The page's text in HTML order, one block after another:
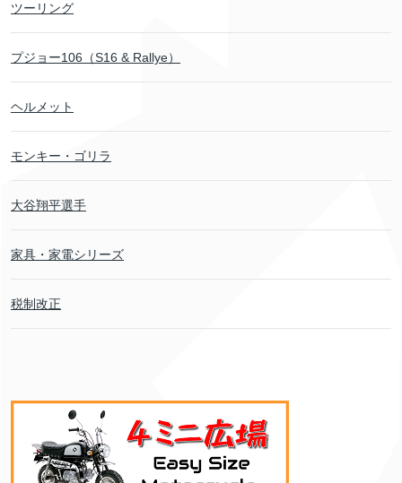
ツーリング
プジョー106（S16 & Rallye）
ヘルメット
モンキー・ゴリラ
大谷翔平選手
家具・家電シリーズ
税制改正